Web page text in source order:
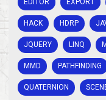
EDITOR EXPORT
HACK HDRP
JQUERY LINQ
MMD PATHFINDING
QUATERNION